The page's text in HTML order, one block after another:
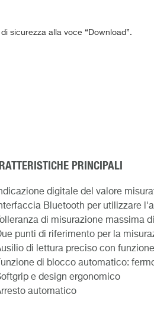
sicurezza alla voce “Download”.
PRINCIPALI
digitale del valore
Bluetooth per utilizzare
di misurazione massima
punti di riferimento per la
di lettura preciso con
di blocco automatico:
e design ergonomico
automatico